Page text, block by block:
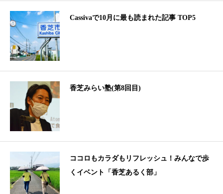
Cassivaで10月に最も読まれた記事 TOP5
香芝みらい塾(第8回目)
ココロもカラダもリフレッシュ！みんなで歩
くイベント「香芝あるく部」